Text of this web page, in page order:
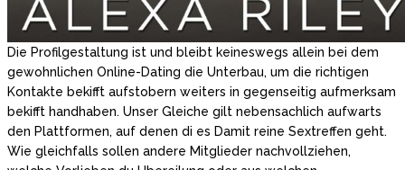
Die Profilgestaltung ist und bleibt keineswegs allein bei dem
gewohnlichen Online-Dating die Unterbau, um die richtigen
Kontakte bekifft aufstobern weiters in gegenseitig aufmerksam
bekifft handhaben. Unser Gleiche gilt nebensachlich aufwarts
den Plattformen, auf denen di es Damit reine Sextreffen geht.
Wie gleichfalls sollen andere Mitglieder nachvollziehen,